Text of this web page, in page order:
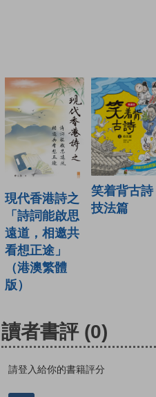
現代香港詩之
「詩詞能啟思
遠道，相邀共
看想正途」
（港澳繁體
版）
笑着背古詩
技法篇
讀者書評 (0)
請登入給你的書籍評分